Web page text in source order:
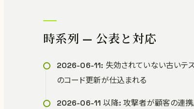
時系列 — 公表と対応
2026-06-11: 失効されていない古いテ
のコード更新が仕込まれる
2026-06-11 以降: 攻撃者が顧客の連携